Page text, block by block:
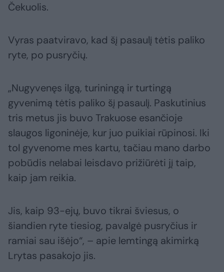
Čekuolis.
Vyras paatviravo, kad šį pasaulį tėtis paliko
ryte, po pusryčių.
„Nugyvenęs ilgą, turiningą ir turtingą
gyvenimą tėtis paliko šį pasaulį. Paskutinius
tris metus jis buvo Trakuose esančioje
slaugos ligoninėje, kur juo puikiai rūpinosi. Iki
tol gyvenome mes kartu, tačiau mano darbo
pobūdis nelabai leisdavo prižiūrėti jį taip,
kaip jam reikia.
Jis, kaip 93-ejų, buvo tikrai šviesus, o
šiandien ryte tiesiog, pavalgė pusryčius ir
ramiai sau išėjo“, – apie lemtingą akimirką
Lrytas pasakojo jis.